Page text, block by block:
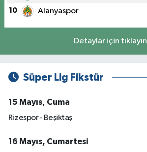
10 Alanyaspor
Detaylar için tıklayın
Süper Lig Fikstür
15 Mayıs, Cuma
Rizespor - Beşiktaş
16 Mayıs, Cumartesi